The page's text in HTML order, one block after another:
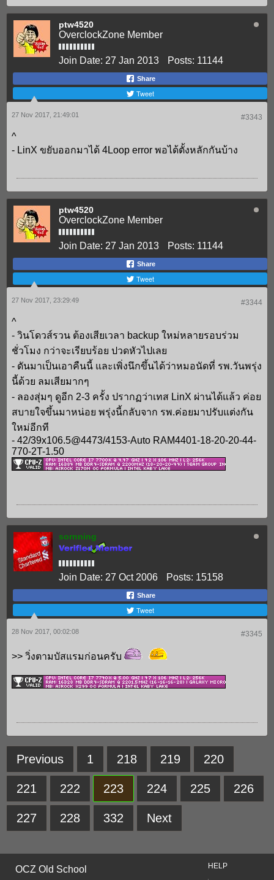
ptw4520
OverclockZone Member
Join Date: 27 Jan 2013 Posts: 11144
Share
Tweet
#3343
27 Nov 2017, 21:49:01
^
- LinX ขยับออกมาได้ 4Loop error พอได้ตั้งหลักกันบ้าง
ptw4520
OverclockZone Member
Join Date: 27 Jan 2013 Posts: 11144
Share
Tweet
#3344
27 Nov 2017, 23:29:49
^
- วินโดวส์รวน ต้องเสียเวลา backup ใหม่หลายรอบร่วม
ชั่วโมง กว่าจะเรียบร้อย ปวดหัวไปเลย
- ดันมาเป็นเอาคืนนี้ และเพิ่งนึกขึ้นได้ว่าหมอนัดที่ รพ.วันพรุ่ง
นี้ด้วย ลมเสียมากๆ
- ลองสุ่มๆ ดูอีก 2-3 ครั้ง ปรากฏว่าเทส LinX ผ่านได้แล้ว ค่อย
สบายใจขึ้นมาหน่อย พรุ่งนี้กลับจาก รพ.ค่อยมาปรับแต่งกัน
ใหม่อีกที
- 42/39x106.5@4473/4153-Auto RAM4401-18-20-20-44-
770-2T-1.50
sornning
Join Date: 27 Oct 2006 Posts: 15158
Share
Tweet
#3345
28 Nov 2017, 00:02:08
>> วิ่งตามบัสแรมก่อนครับ
Previous 1 218 219 220
221 222 223 224 225 226
227 228 332 Next
OCZ Old School
HELP